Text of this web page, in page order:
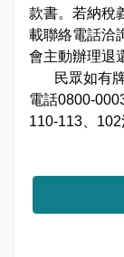
發票專區
嘉義市政府
招標公告
常見問答
廉政園地
會計園地
性騷擾及職
交通資訊
辦公室平面圖
本局優良事蹟
款書。若納稅
載聯絡電話洽
會主動辦理退
民眾如有牌
電話0800-
110-113、102